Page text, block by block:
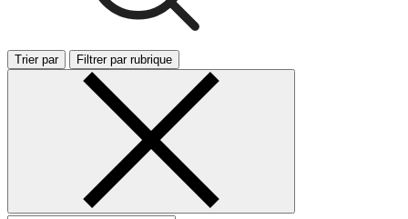
Trier par Filtrer par rubrique